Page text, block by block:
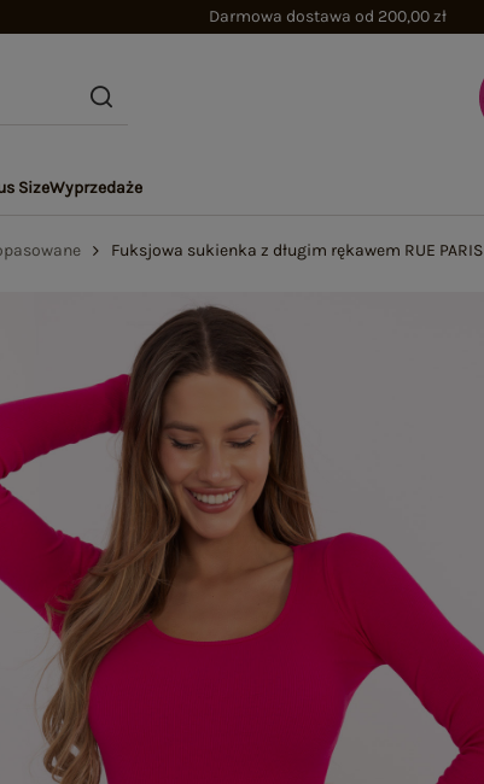
Darmowa dostawa od 200,00 zł
SizeWyprzedaże
Fuksjowa sukienka z długim rękawem RUE PARIS